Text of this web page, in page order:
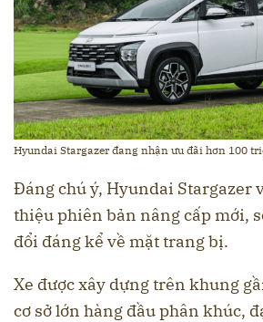
Hyundai Stargazer đang nhận ưu đãi hơn 100
Đáng chú ý, Hyundai Stargazer
thiệu phiên bản nâng cấp mới,
đổi đáng kể về mặt trang bị.
Xe được xây dựng trên khung
cơ sở lớn hàng đầu phân khúc,